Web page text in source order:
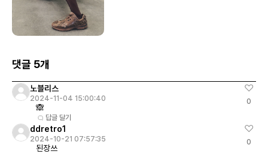
댓글 5개
노블리스
2024-11-04 15:00:40
🙈
답글 달기
0
ddretro1
2024-10-21 07:57:35
된장쓰
0